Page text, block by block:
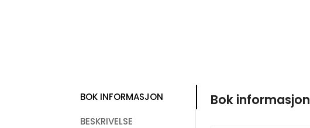
BOK INFORMASJON
BESKRIVELSE
Bok informasjon